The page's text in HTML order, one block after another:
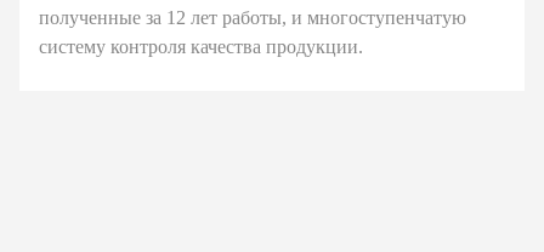
полученные за 12 лет работы, и многоступенчатую
систему контроля качества продукции.